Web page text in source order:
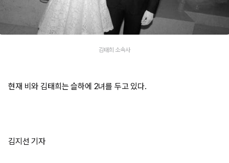
김태희 소속사
현재 비와 김태희는 슬하에 2녀를 두고 있다.
김지선 기자